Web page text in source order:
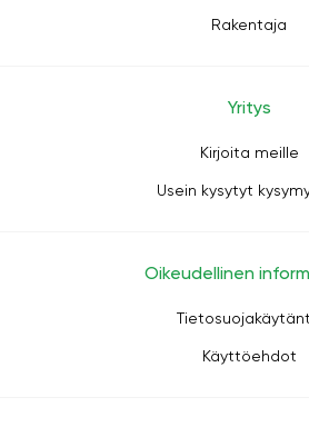
Rakentaja
Yritys
Kirjoita meille
Usein kysytyt
Oikeudellinen
Käyttöehdot